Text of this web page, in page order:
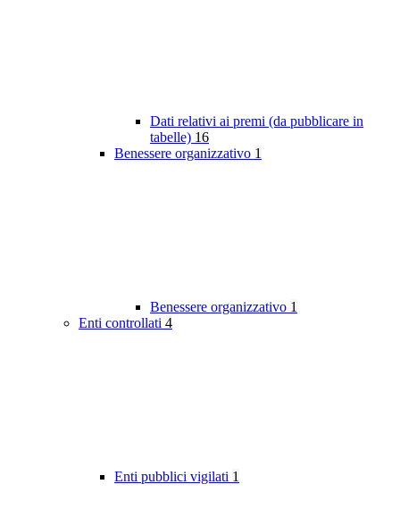
Dati relativi ai premi (da pubblicare in
tabelle) 16
Benessere organizzativo 1
Benessere organizzativo 1
Enti controllati 4
Enti pubblici vigilati 1